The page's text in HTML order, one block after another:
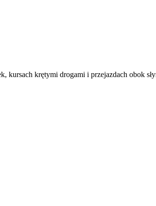
kursach krętymi drogami i przejazdach obok